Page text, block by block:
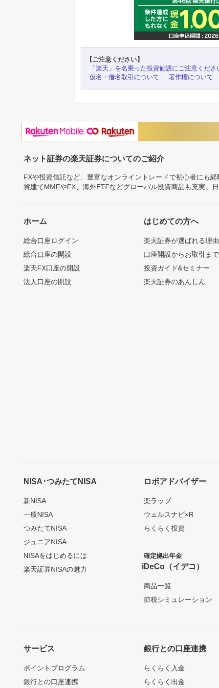
【ご注意ください】
「楽天」を名乗った投資勧誘にご注意くださ
仮名・借名取引について
著作権について
ネット証券の楽天証券についてのご紹介
FXや投資信託など、豊富なオンライントレードで初心者にも
貨建てMMFやFX、海外ETFなどグローバル投資商品も充実。
ホーム
総合口座ログイン
総合口座の開設
楽天FX口座の開設
法人口座の開設
はじめての方へ
楽天証券が選ばれる理由
口座開設からお取引ま
投資ガイド&セミナー
楽天証券のあんしん
NISA･つみたてNISA
新NISA
一般NISA
つみたてNISA
ジュニアNISA
NISAをはじめるには
楽天証券NISAの魅力
ロボアドバイザー
楽ラップ
ウェルスナビ×R
らくらく投資
確定拠出年金
iDeCo（イデコ）
商品一覧
節税シミュレーション
サービス
ポイントプログラム
銀行との口座連携
銀行との口座連携
らくらく入金
らくらく出金